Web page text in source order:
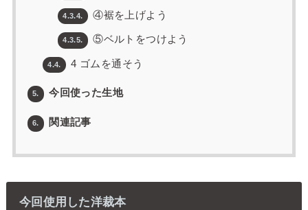
4.3.4. ④裾を上げよう
4.3.5. ⑤ベルトをつけよう
4.4. 4 ゴムを通そう
5. 今回使った生地
6. 関連記事
今回使用した洋裁本